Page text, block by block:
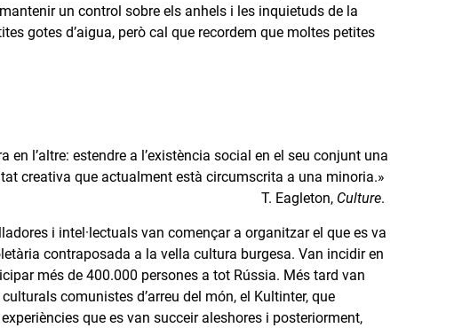
un control sobre els anhels i les inquietuds de la
gotes d’aigua, però cal que recordem que moltes petites
l’altre: estendre a l’existència social en el seu conjunt una
creativa que actualment està circumscrita a una minoria.»
T. Eagleton, Culture.
i intel·lectuals van començar a organitzar el que es va
contraposada a la vella cultura burgesa. Van incidir en
més de 400.000 persones a tot Rússia. Més tard van
comunistes d’arreu del món, el Kultinter, que
que es van succeir aleshores i posteriorment,